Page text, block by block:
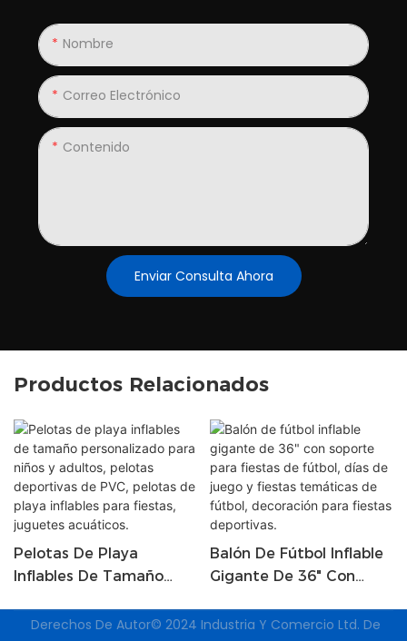
Nombre
Correo Electrónico
Contenido
Enviar Consulta Ahora
Productos Relacionados
Pelotas De Playa
Inflables De Tamaño
Niños Y Adultos, Pelotas
Balón De Fútbol Inflable
Gigante De 36" Con
Fútbol, ​​días De Juego Y
Derechos De Autor© 2024 Industria Y Comercio Ltd. De